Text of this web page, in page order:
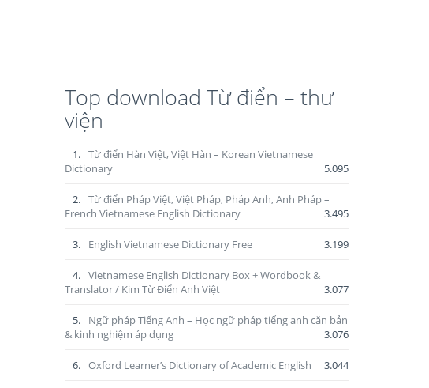
Top download Từ điển – thư
viện
1. Từ điển Hàn Việt, Việt Hàn – Korean Vietnamese
Dictionary
5.095
2. Từ điển Pháp Việt, Việt Pháp, Pháp Anh, Anh Pháp –
French Vietnamese English Dictionary
3.495
3. English Vietnamese Dictionary Free 3.199
4. Vietnamese English Dictionary Box + Wordbook &
Translator / Kim Từ Điển Anh Việt
3.077
5.
Ngữ pháp Tiếng Anh – Học ngữ pháp tiếng anh căn bản
& kinh nghiệm áp dụng
3.076
6. Oxford Learner’s Dictionary of Academic English 3.044